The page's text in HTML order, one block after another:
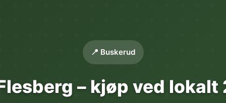
📍 Buskerud
– kjøp ved lokalt